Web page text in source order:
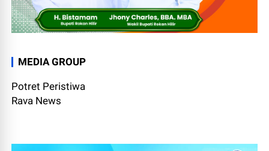
MEDIA GROUP
Potret Peristiwa
Rava News